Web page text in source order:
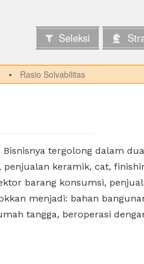
Seleksi
Rasio Solvabilitas
tergolong dalam
keramik, cat,
barang konsumsi,
menjadi: bahan
tangga, beroperasi